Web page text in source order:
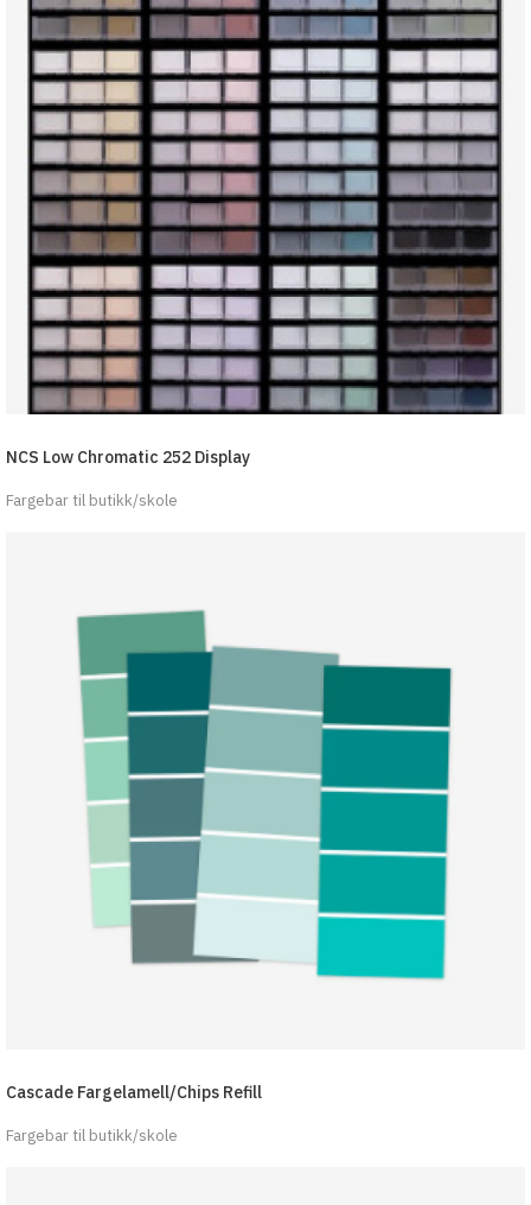
NCS Low Chromatic 252 Display
Fargebar til butikk/skole
Cascade Fargelamell/Chips Refill
Fargebar til butikk/skole